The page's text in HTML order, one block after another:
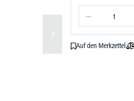
Auf den Merkzettel